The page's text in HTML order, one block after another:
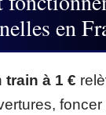
en
train à 1 €